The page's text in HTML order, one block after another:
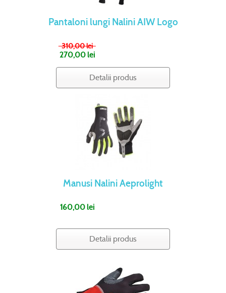
Pantaloni lungi Nalini AIW Logo
310,00 lei
270,00 lei
Detalii produs
Manusi Nalini Aeprolight
160,00 lei
Detalii produs